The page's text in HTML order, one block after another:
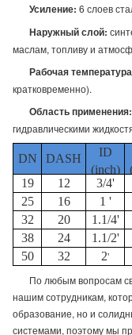
Усиление: 6 слоев
Наружный слой:
маслам, топливу и
Рабочая
кратковременно).
Область применения:
гидравлическими
DN DASH
ID
(inch)
19
12 3/4'
25
16 1 '
32
20 1.1/4'
38
24 1.1/2'
50
32 2'
По любым вопросам
нашим сотрудникам,
образование, но и
системами, поэтому мы